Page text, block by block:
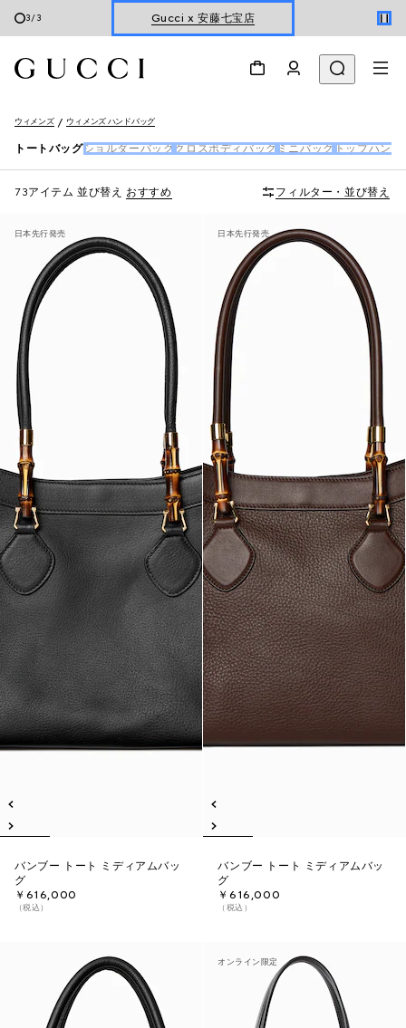
1/3 オンライン限定 〔GGマーモント〕
オンライン限定 〔GGマーモント〕
ウィメンズ ウィメンズ ハンドバッグ
トートバッグショルダーバッグ クロスボディバッグ ミニバッグ トップハン
73アイテム 並び替え おすすめ フィルター・並び替え
日本先行発売
バンブー トート ミディアムバッ
グ
￥616,000
（税込）
日本先行発売
バンブー トート ミディアムバッ
グ
￥616,000
（税込）
オンライン限定